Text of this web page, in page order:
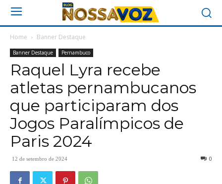
Home Banner Destaque
Banner Destaque Pernambuco
Raquel Lyra recebe
atletas pernambucanos
que participaram dos
Jogos Paralímpicos de
Paris 2024
12 de setembro de 2024 0